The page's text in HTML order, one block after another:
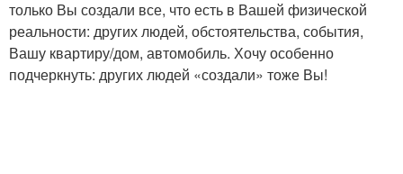
только Вы создали все, что есть в Вашей физической
реальности: других людей, обстоятельства, события,
Вашу квартиру/дом, автомобиль. Хочу особенно
подчеркнуть: других людей «создали» тоже Вы!